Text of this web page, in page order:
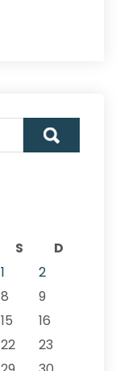
S
D
1
2
8
9
15
16
22
23